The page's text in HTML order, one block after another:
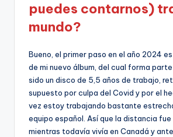
puedes contarnos)
mundo?
Bueno, el primer paso en el año 2024
de mi nuevo álbum, del cual forma parte
sido un disco de 5,5 años de trabajo,
supuesto por culpa del Covid y por el
vez estoy trabajando bastante
equipo español. Así que la distancia
mientras todavía vivía en Canadá y